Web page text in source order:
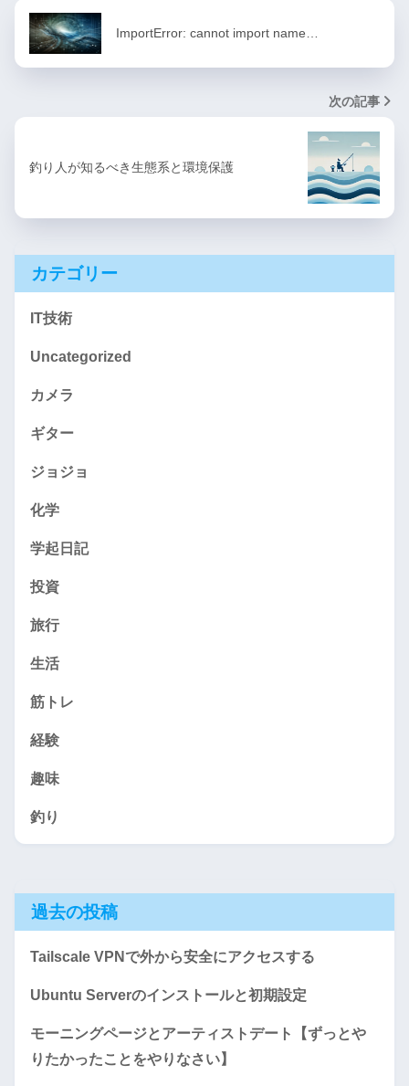
ImportError: cannot import name…
次の記事
釣り人が知るべき生態系と環境保護
カテゴリー
IT技術
Uncategorized
カメラ
ギター
ジョジョ
化学
学起日記
投資
旅行
生活
筋トレ
経験
趣味
釣り
過去の投稿
Tailscale VPNで外から安全にアクセスする
Ubuntu Serverのインストールと初期設定
モーニングページとアーティストデート【ずっとや
りたかったことをやりなさい】